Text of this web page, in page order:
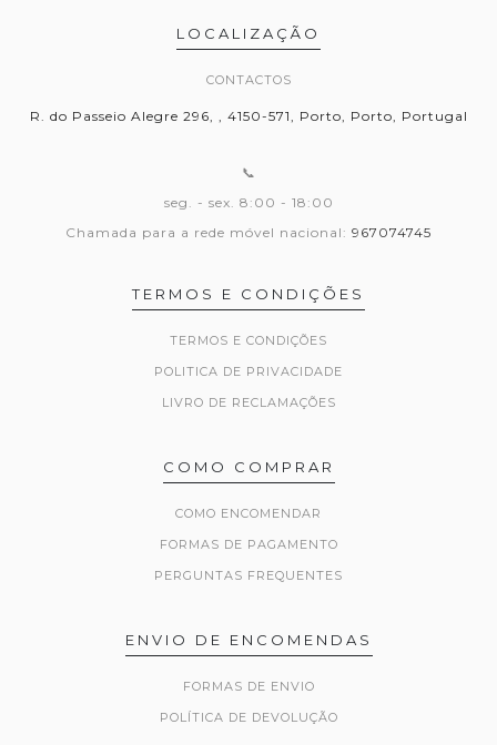
LOCALIZAÇÃO
CONTACTOS
R. do Passeio Alegre 296, , 4150-571, Porto, Porto, Portugal
📞
seg. - sex. 8:00 - 18:00
Chamada para a rede móvel nacional: 967074745
TERMOS E CONDIÇÕES
TERMOS E CONDIÇÕES
POLITICA DE PRIVACIDADE
LIVRO DE RECLAMAÇÕES
COMO COMPRAR
COMO ENCOMENDAR
FORMAS DE PAGAMENTO
PERGUNTAS FREQUENTES
ENVIO DE ENCOMENDAS
FORMAS DE ENVIO
POLÍTICA DE DEVOLUÇÃO